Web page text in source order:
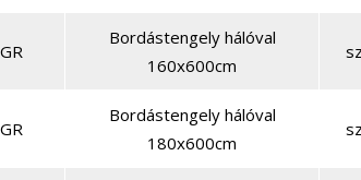
Bordástengely hálóval
160x600cm
Bordástengely hálóval
180x600cm